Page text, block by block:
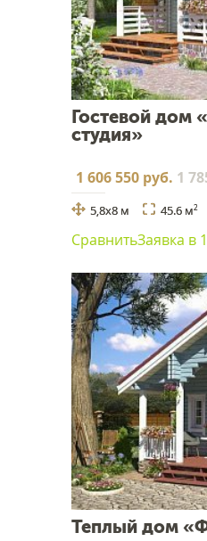
Гостевой дом
студия»
1 606 550 руб. 1
5,8x8 м 45.6 м2
СравнитьЗаявка в
Теплый дом